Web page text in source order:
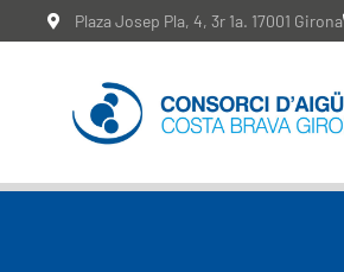
Plaza Josep Pla, 4, 3r 1a. 17001 Girona